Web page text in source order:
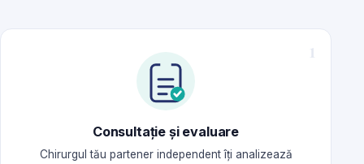
Consultație și evaluare
Chirurgul tău partener independent îți analizează